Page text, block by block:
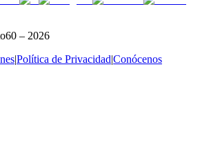
– 2026
|Política de Privacidad|Conócenos